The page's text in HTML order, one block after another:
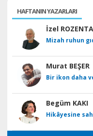
HAFTANIN YAZARLARI
İzel
Mizah ruhun
Murat BEŞER
Bir ikon daha
Begüm KAKI
Hikâyesine